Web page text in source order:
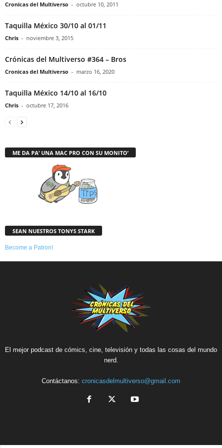
Cronicas del Multiverso - octubre 10, 2011
Taquilla México 30/10 al 01/11
Chris - noviembre 3, 2015
Crónicas del Multiverso #364 – Bros
Cronicas del Multiverso - marzo 16, 2020
Taquilla México 14/10 al 16/10
Chris - octubre 17, 2016
ME DA PA’ UNA MAC PRO CON SU MONITO’
SEAN NUESTROS TONYS STARK
Become a Patron!
El mejor podcast de cómics, cine, televisión y todas las cosas del mundo
nerd.
Contáctanos: cronicasdelmultiverso@gmail.com